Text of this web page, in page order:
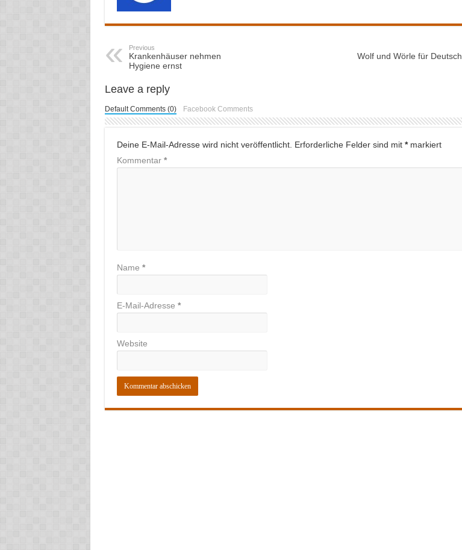
Previous
Krankenhäuser nehmen
Hygiene ernst
Wolf und Wörle für
Leave a reply
Default Comments (0) Facebook Comments
Deine E-Mail-Adresse wird nicht veröffentlicht. Erforderliche Felder sind mit *markiert
Kommentar *
Name *
E-Mail-Adresse *
Website